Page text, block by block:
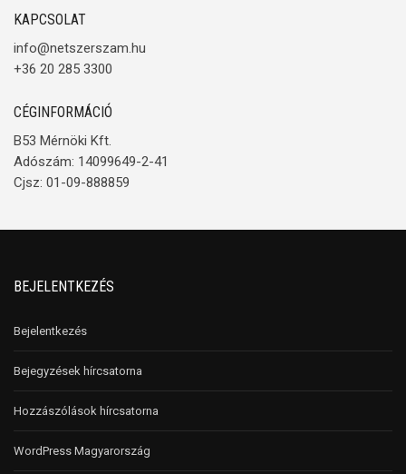
KAPCSOLAT
info@netszerszam.hu
+36 20 285 3300
CÉGINFORMÁCIÓ
B53 Mérnöki Kft.
Adószám: 14099649-2-41
Cjsz: 01-09-888859
BEJELENTKEZÉS
Bejelentkezés
Bejegyzések hírcsatorna
Hozzászólások hírcsatorna
WordPress Magyarország